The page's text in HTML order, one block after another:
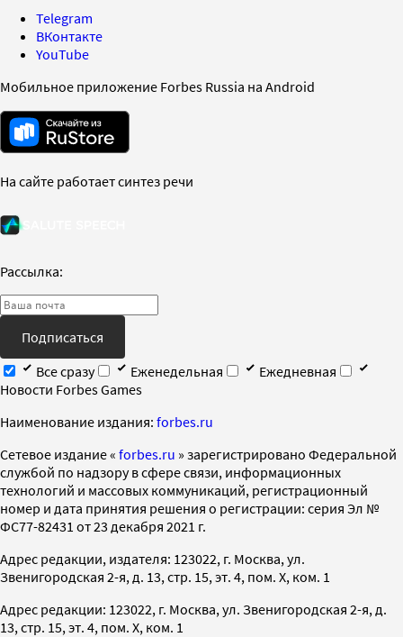
Telegram
ВКонтакте
YouTube
Мобильное приложение Forbes Russia на Android
На сайте работает синтез речи
Рассылка:
Подписаться
Все сразу
Еженедельная
Ежедневная
Новости Forbes Games
Наименование издания: forbes.ru
Cетевое издание « forbes.ru » зарегистрировано Федеральной
службой по надзору в сфере связи, информационных
технологий и массовых коммуникаций, регистрационный
номер и дата принятия решения о регистрации: серия Эл №
ФС77-82431 от 23 декабря 2021 г.
Адрес редакции, издателя: 123022, г. Москва, ул.
Звенигородская 2-я, д. 13, стр. 15, эт. 4, пом. X, ком. 1
Адрес редакции: 123022, г. Москва, ул. Звенигородская 2-я, д.
13, стр. 15, эт. 4, пом. X, ком. 1